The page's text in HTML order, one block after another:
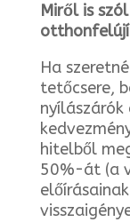
Miről is
Ha
tetőcsere,
nyílászárók
hitelből
50%-át (a